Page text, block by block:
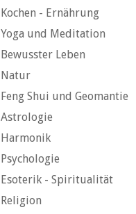
Kochen - Ernährung
Yoga und Meditation
Bewusster Leben
Natur
Feng Shui und Geomantie
Astrologie
Harmonik
Psychologie
Esoterik - Spiritualität
Religion